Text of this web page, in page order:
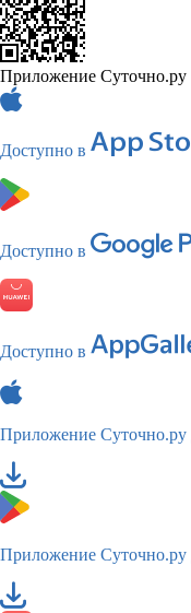
Приложение Суточно.ру
Доступно в
Доступно в
Доступно в
Приложение Суточно.ру
Приложение Суточно.ру